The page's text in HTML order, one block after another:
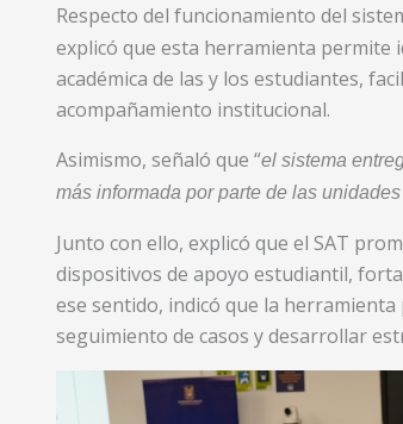
Respecto del funcionamiento del
explicó que esta herramienta
académica de las y los estudiantes,
acompañamiento institucional.
Asimismo, señaló que “el sistema
más informada por parte de las
Junto con ello, explicó que el SAT
dispositivos de apoyo estudiantil,
ese sentido, indicó que la
seguimiento de casos y desarrollar